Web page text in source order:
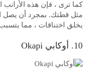
كما ترى ، فإن هذه الأرانب
مثل قطتك. بمجرد أن يصل
يخلق اختناقات ، مما
10. أوكابي Okapi